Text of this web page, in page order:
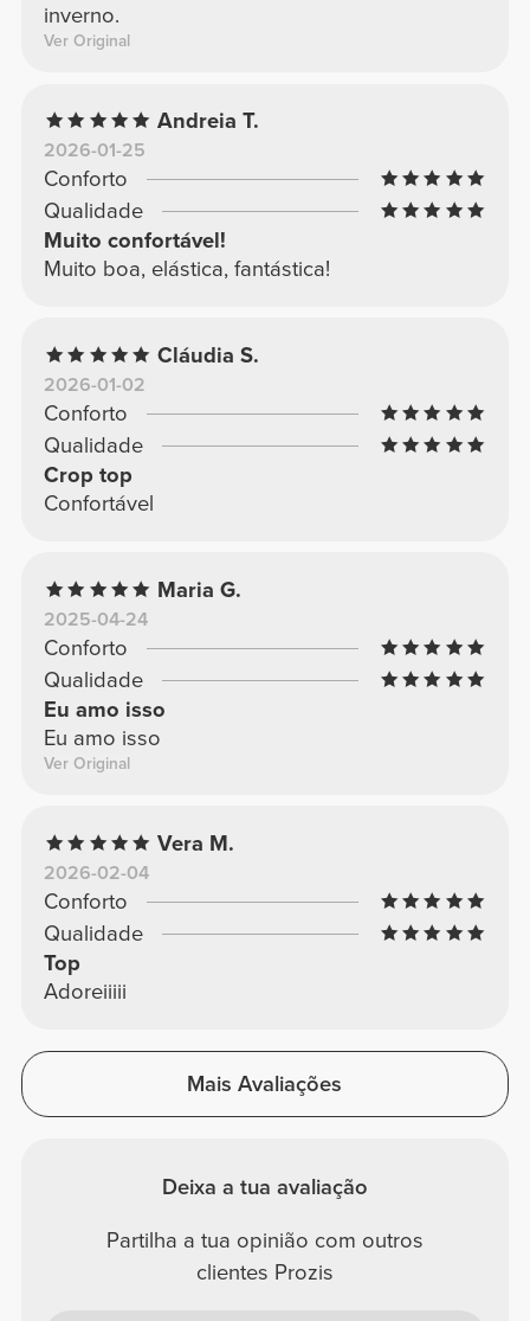
inverno.
Ver Original
Andreia T.
2026-01-25
Conforto
Qualidade
Muito confortável!
Muito boa, elástica, fantástica!
Cláudia S.
2026-01-02
Conforto
Qualidade
Crop top
Confortável
Maria G.
2025-04-24
Conforto
Qualidade
Eu amo isso
Eu amo isso
Ver Original
Vera M.
2026-02-04
Conforto
Qualidade
Top
Adoreiiiii
Mais Avaliações
Deixa a tua avaliação
Partilha a tua opinião com outros
clientes Prozis